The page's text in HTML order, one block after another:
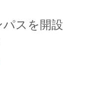
パスを開設